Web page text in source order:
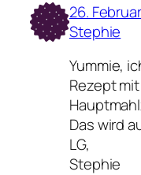
26.
Stephie
Yummie,
Rezept
Das wird
LG,
Stephie